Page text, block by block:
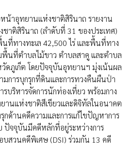
น้าอุทยานแห่งชาติสิรินาถ รายงาน
าติสิรินาถ (ลำดับที่ 31 ของประเทศ)
นที่ทางทะเล 42,500 ไร่ และพื้นที่ทาง
พื้นที่ตำบลไม้ขาว ตำบลสาคู และตำบล
วัดภูเก็ต โดยปัจจุบันอุทยานฯ มุ่งเน้นผล
มการบุกรุกที่ดินและการทวงคืนผืนป่า
บริหารจัดการนักท่องเที่ยว พร้อมกาง
านแห่งชาติสีเขียวและดิจิทัลในอนาคต
กด้านคดีความและการแก้ไขปัญหาการ
ปัจจุบันมีคดีหลักที่อยู่ระหว่างการ
บสวนคดีพิเศษ (DSI) ร่วมกัน 13 คดี